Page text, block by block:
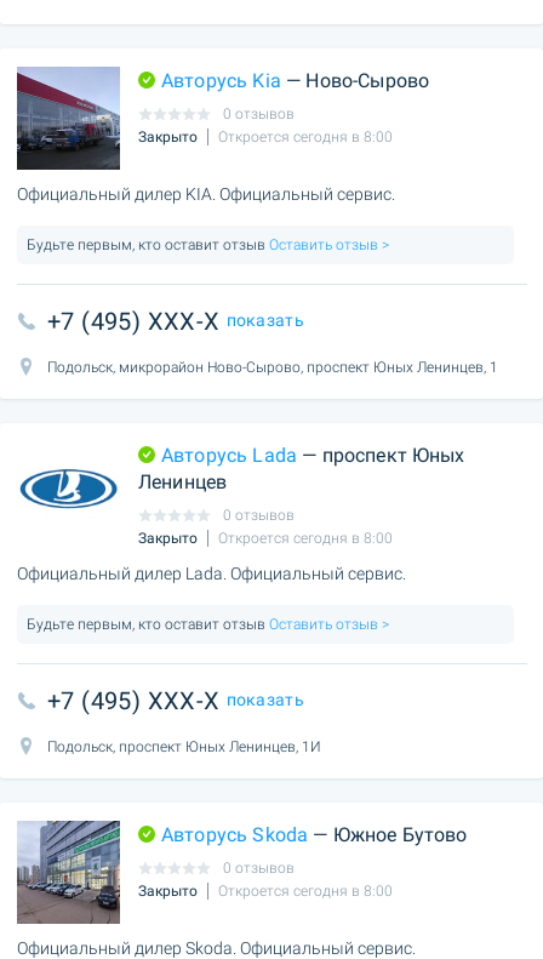
Авторусь Kia — Ново-Сырово
0 отзывов
Закрыто
Откроется сегодня в 8:00
Официальный дилер KIA. Официальный сервис.
Будьте первым, кто оставит отзыв Оставить отзыв >
+7 (495) XXX-X показать
Подольск, микрорайон Ново-Сырово, проспект Юных Ленинцев, 1
Авторусь Lada — проспект Юных
Ленинцев
0 отзывов
Закрыто
Откроется сегодня в 8:00
Официальный дилер Lada. Официальный сервис.
Будьте первым, кто оставит отзыв Оставить отзыв >
+7 (495) XXX-X показать
Подольск, проспект Юных Ленинцев, 1И
Авторусь Skoda — Южное Бутово
0 отзывов
Закрыто
Откроется сегодня в 8:00
Официальный дилер Skoda. Официальный сервис.